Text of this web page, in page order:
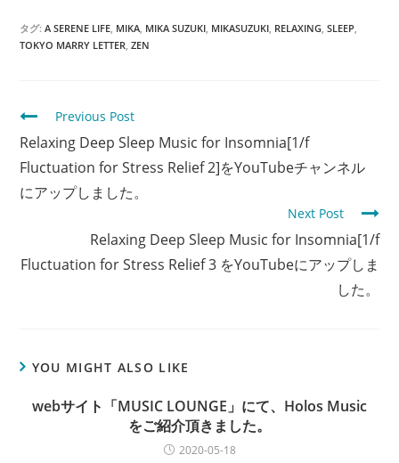
タグ:A SERENE LIFE, MIKA, MIKA SUZUKI, MIKASUZUKI, RELAXING,SLEEP,
TOKYO MARRY LETTER,ZEN
C
o
n
t
u
a
Previous Post
Relaxing Deep Sleep Music for Insomnia[1/f
Fluctuation for Stress Relief 2]をYouTubeチャンネル
にアップしました。
Next Post
Relaxing Deep Sleep Music for Insomnia[1/f
Fluctuation for Stress Relief 3 をYouTubeにアップしま
した。
YOU MIGHT ALSO LIKE
webサイト「MUSIC LOUNGE」にて、Holos Music
をご紹介頂きました。
2020-05-18